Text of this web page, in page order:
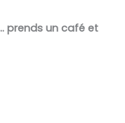
prends un café et